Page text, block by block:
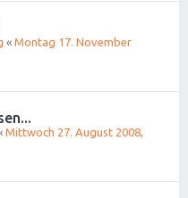
« Montag 17. November
Mittwoch 27. August 2008,